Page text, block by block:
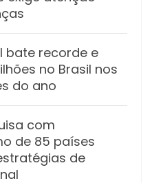
bate recorde e
no Brasil nos
do ano
com
de 85 países
de